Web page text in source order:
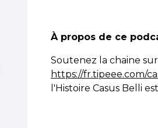
À propos de ce
Soutenez la chaine
https://fr.tipeee.com/
l'Histoire Casus Belli